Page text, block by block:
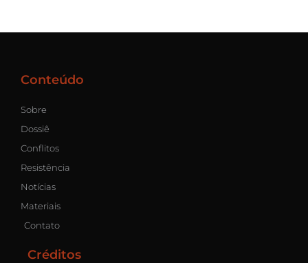
Conteúdo
Sobre
Dossiê
Conflitos
Resistência
Notícias
Materiais
Contato
Créditos